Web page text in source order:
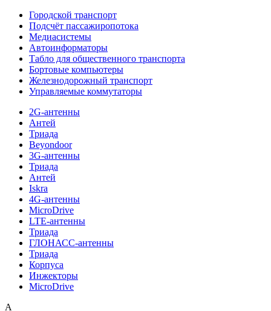
Городской транспорт
Подсчёт пассажиропотока
Медиасистемы
Автоинформаторы
Табло для общественного транспорта
Бортовые компьютеры
Железнодорожный транспорт
Управляемые коммутаторы
2G-антенны
Антей
Триада
Beyondoor
3G-антенны
Триада
Антей
Iskra
4G-антенны
MicroDrive
LTE-антенны
Триада
ГЛОНАСС-антенны
Триада
Корпуса
Инжекторы
MicroDrive
A